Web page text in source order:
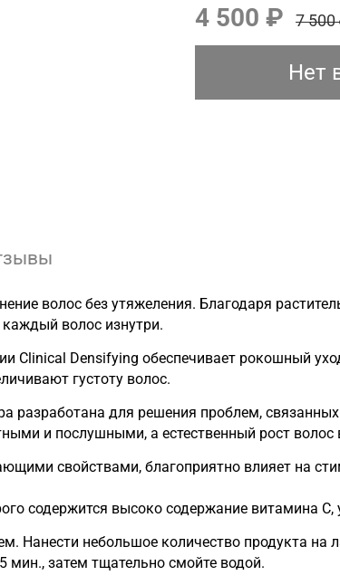
4 500 ₽ 7 500
Нет
волос без утяжеления. Благодаря
волос изнутри.
Clinical Densifying обеспечивает рокошный
густоту волос.
разработана для решения проблем,
и послушными, а естественный рост волос
свойствами, благоприятно влияет на
содержится высоко содержание витамина
Нанести небольшое количество продукта на
мин., затем тщательно смойте водой.